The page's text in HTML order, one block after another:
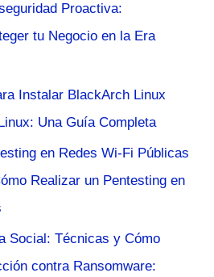
Proactiva:
tu Negocio en la Era
Instalar BlackArch Linux
Una Guía Completa
en Redes Wi-Fi Públicas
Realizar un Pentesting en
Social: Técnicas y Cómo
contra Ransomware: